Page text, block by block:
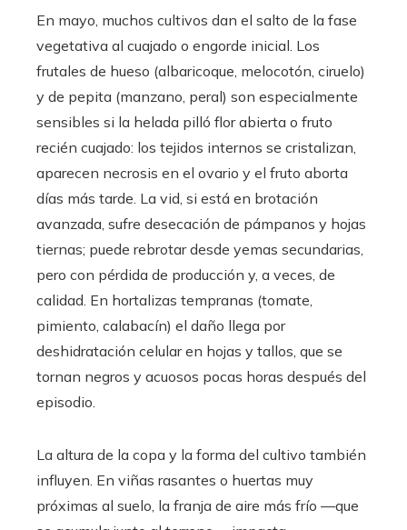
En mayo, muchos cultivos dan el salto de la fase
vegetativa al cuajado o engorde inicial. Los
frutales de hueso (albaricoque, melocotón, ciruelo)
y de pepita (manzano, peral) son especialmente
sensibles si la helada pilló flor abierta o fruto
recién cuajado: los tejidos internos se cristalizan,
aparecen necrosis en el ovario y el fruto aborta
días más tarde. La vid, si está en brotación
avanzada, sufre desecación de pámpanos y hojas
tiernas; puede rebrotar desde yemas secundarias,
pero con pérdida de producción y, a veces, de
calidad. En hortalizas tempranas (tomate,
pimiento, calabacín) el daño llega por
deshidratación celular en hojas y tallos, que se
tornan negros y acuosos pocas horas después del
episodio.
La altura de la copa y la forma del cultivo también
influyen. En viñas rasantes o huertas muy
próximas al suelo, la franja de aire más frío —que